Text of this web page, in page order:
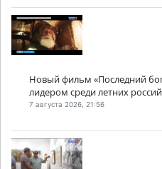
Новый фильм «Последний
лидером среди летних
7 августа 2026, 21:56